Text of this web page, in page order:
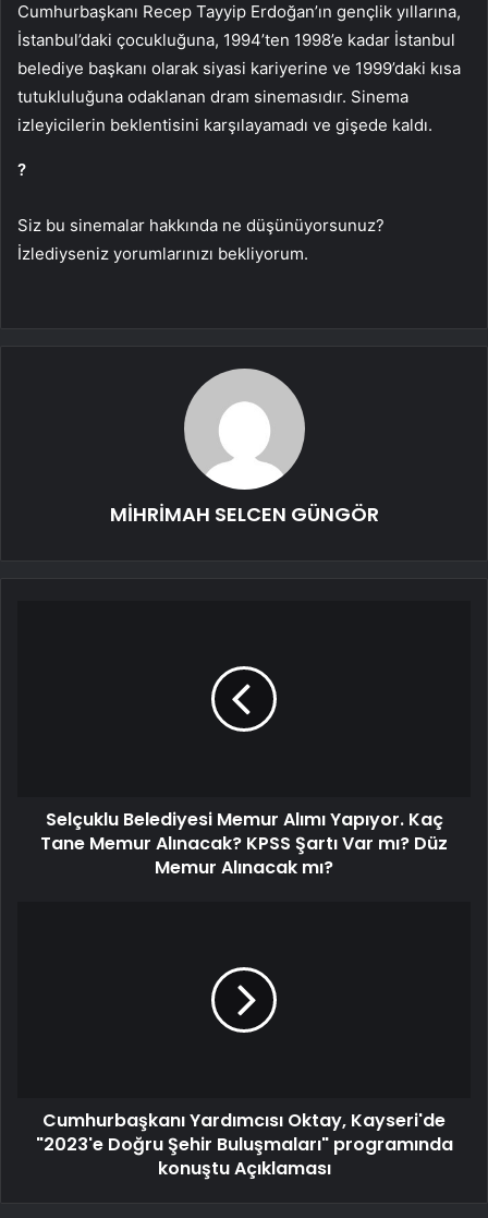
Cumhurbaşkanı Recep Tayyip Erdoğan’ın gençlik yıllarına,
İstanbul’daki çocukluğuna, 1994’ten 1998’e kadar İstanbul
belediye başkanı olarak siyasi kariyerine ve 1999’daki kısa
tutukluluğuna odaklanan dram sinemasıdır. Sinema
izleyicilerin beklentisini karşılayamadı ve gişede kaldı.
?︎
Siz bu sinemalar hakkında ne düşünüyorsunuz?
İzlediyseniz yorumlarınızı bekliyorum.
MİHRİMAH SELCEN GÜNGÖR
Selçuklu Belediyesi Memur Alımı Yapıyor. Kaç
Tane Memur Alınacak? KPSS Şartı Var mı? Düz
Memur Alınacak mı?
Cumhurbaşkanı Yardımcısı Oktay, Kayseri'de
"2023'e Doğru Şehir Buluşmaları" programında
konuştu Açıklaması